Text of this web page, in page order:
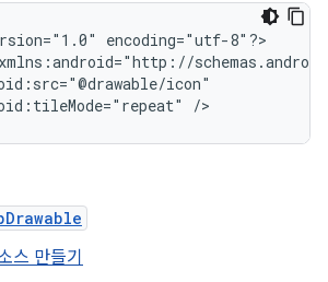
encoding="utf-8"?>
/>
스 만들기